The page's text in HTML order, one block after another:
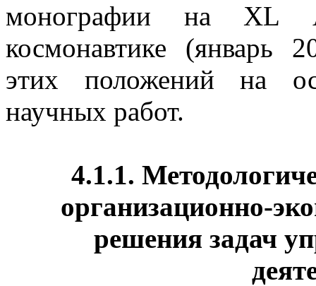
монографии на XL
космонавтике (январь
этих положений на
научных работ.
4.1.1.
организационно-
решения задач